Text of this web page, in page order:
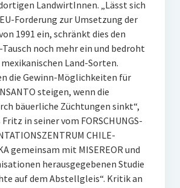
LandwirtInnen. „Lässt sich
Forderung zur Umsetzung der
1991 ein, schränkt dies den
noch mehr ein und bedroht
Land-Sorten.
die Gewinn-Möglichkeiten für
steigen, wenn die
bäuerliche Züchtungen sinkt“,
in seiner vom FORSCHUNGS-
CHILE-
gemeinsam mit MISEREOR und
herausgegebenen Studie
auf dem Abstellgleis“. Kritik an